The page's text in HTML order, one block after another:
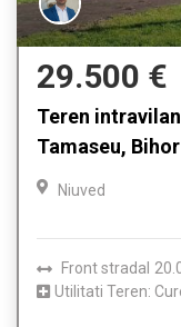
29.500 €
Teren
Tamaseu, Bihor
Niuved
Front stradal
Utilitati Teren: